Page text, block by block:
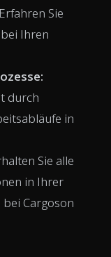
Erfahren Sie
Ihren
durch
in
Sie alle
in Ihrer
Cargoson